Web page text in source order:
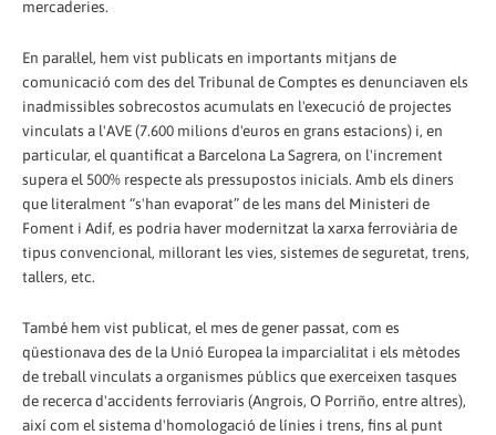
mercaderies.
En paral·lel, hem vist publicats en importants mitjans de
comunicació com des del Tribunal de Comptes es denunciaven els
inadmissibles sobrecostos acumulats en l'execució de projectes
vinculats a l'AVE (7.600 milions d'euros en grans estacions) i, en
particular, el quantificat a Barcelona La Sagrera, on l'increment
supera el 500% respecte als pressupostos inicials. Amb els diners
que literalment “s'han evaporat” de les mans del Ministeri de
Foment i Adif, es podria haver modernitzat la xarxa ferroviària de
tipus convencional, millorant les vies, sistemes de seguretat, trens,
tallers, etc.
També hem vist publicat, el mes de gener passat, com es
qüestionava des de la Unió Europea la imparcialitat i els mètodes
de treball vinculats a organismes públics que exerceixen tasques
de recerca d'accidents ferroviaris (Angrois, O Porriño, entre altres),
així com el sistema d'homologació de línies i trens, fins al punt